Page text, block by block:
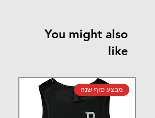
You might also
like
מבצע סוף שנה